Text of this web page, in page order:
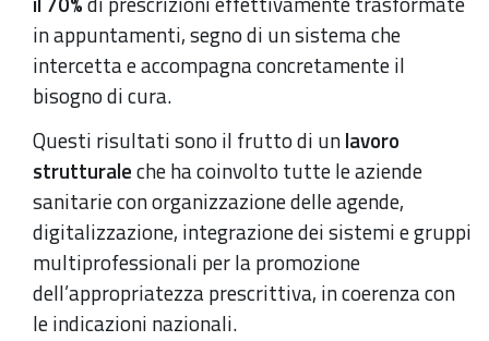
in appuntamenti, segno di un sistema che
intercetta e accompagna concretamente il
bisogno di cura.
Questi risultati sono il frutto di unlavoro
strutturaleche ha coinvolto tutte le aziende
sanitarie con organizzazione delle agende,
digitalizzazione, integrazione dei sistemi e gruppi
multiprofessionali per la promozione
dell’appropriatezza prescrittiva, in coerenza con
le indicazioni nazionali.